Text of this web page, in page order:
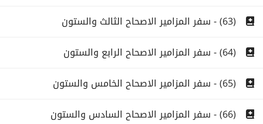
(63) - سفر المزامير الاصحاح الثالث والستون
(64) - سفر المزامير الاصحاح الرابع والستون
(65) - سفر المزامير الاصحاح الخامس والستون
(66) - سفر المزامير الاصحاح السادس والستون